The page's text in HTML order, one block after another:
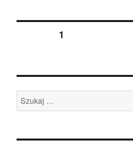
Stronicowanie
STRONA1
Szukaj: